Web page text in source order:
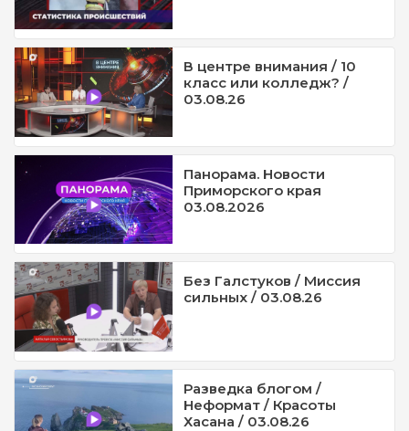
В центре внимания / 10
класс или колледж? /
03.08.26
Панорама. Новости
Приморского края
03.08.2026
Без Галстуков / Миссия
сильных / 03.08.26
Разведка блогом /
Неформат / Красоты
Хасана / 03.08.26